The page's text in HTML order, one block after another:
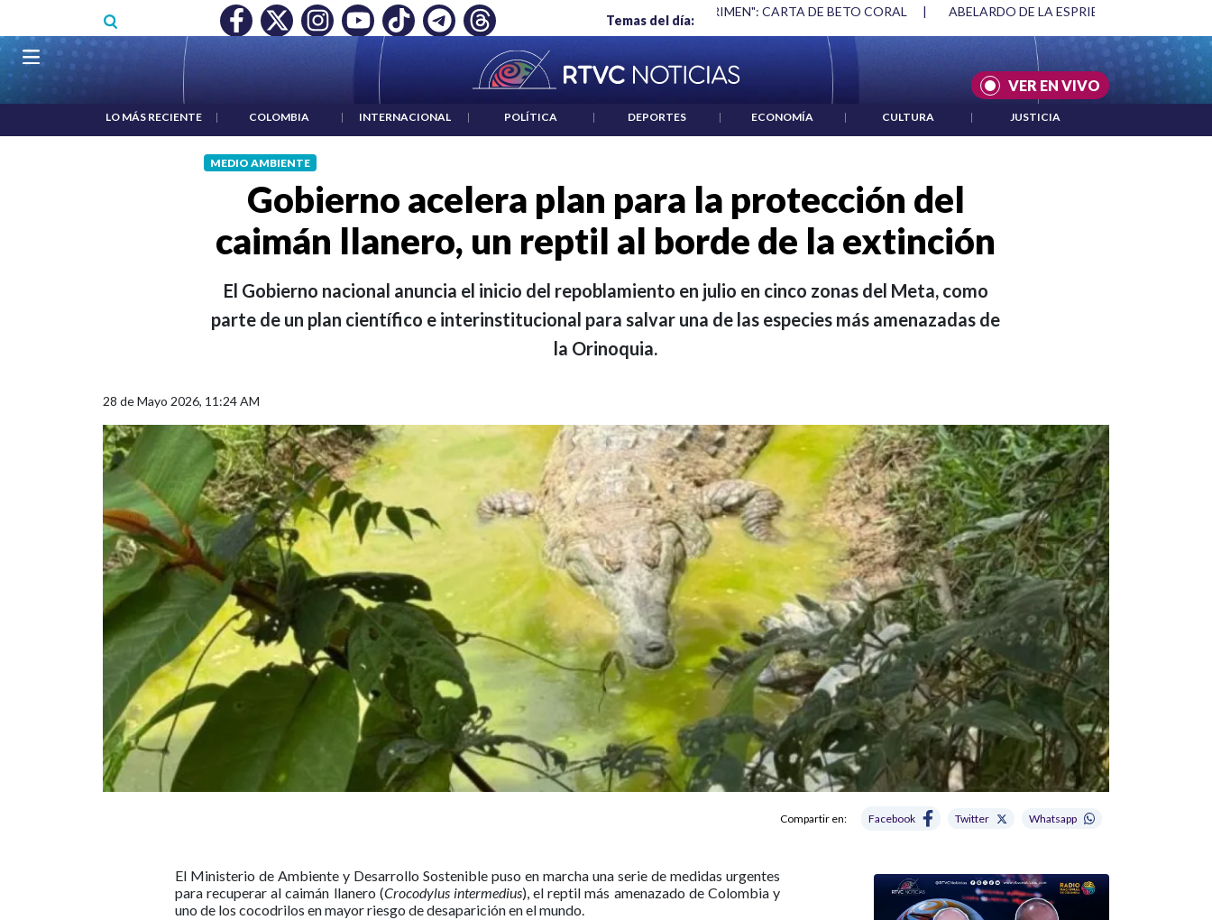
Temas del día:
MÍNIMO NO DESTRUYÓ EMPLEO: JP MORGAN | "HABLAR NO ES UN CRIMEN": CARTA DE BETO CORAL ABELARDO DE LA ESPRIELLA Y DMG | ACUERDOS ENTRE ESTADOS UNIDOS E
VER EN VIVO
Navegación principal
LO MÁS RECIENTE | COLOMBIA | INTERNACIONAL | POLÍTICA | DEPORTES | ECONOMÍA | CULTURA | JUSTICIA
MEDIO AMBIENTE
Gobierno acelera plan para la protección del
caimán llanero, un reptil al borde de la extinción
El Gobierno nacional anuncia el inicio del repoblamiento en julio en cinco zonas del Meta, como
parte de un plan científico e interinstitucional para salvar una de las especies más amenazadas de
la Orinoquia.
28 de Mayo 2026, 11:24 AM
Compartir en: Facebook Twitter Whatsapp
El Ministerio de Ambiente y Desarrollo Sostenible puso en marcha una serie de medidas urgentes
para recuperar al caimán llanero (Crocodylus intermedius), el reptil más amenazado de Colombia y
uno de los cocodrilos en mayor riesgo de desaparición en el mundo.